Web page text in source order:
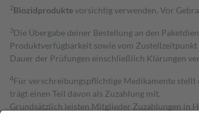
2Biozidproduktevorsichtig verwenden. Vor
3Die Übergabe deiner Bestellung an den
Produktverfügbarkeit sowie vom
Dauer der Prüfungen einschließlich Klärungen
4Für verschreibungspflichtige Medikamente stellt
trägt einen Teil davon als Zuzahlung mit.
Grundsätzlich leisten Mitglieder Zuzahlungen in